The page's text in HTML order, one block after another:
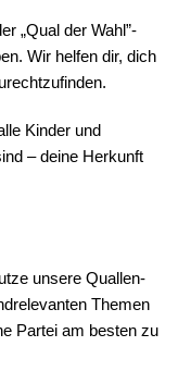
„Qual der Wahl”-
Wir helfen dir, dich
Kinder und
– deine Herkunft
unsere Quallen-
Themen
Partei am besten zu